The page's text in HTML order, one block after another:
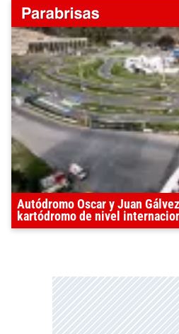
Autódromo Oscar y Juan
kartódromo de nivel